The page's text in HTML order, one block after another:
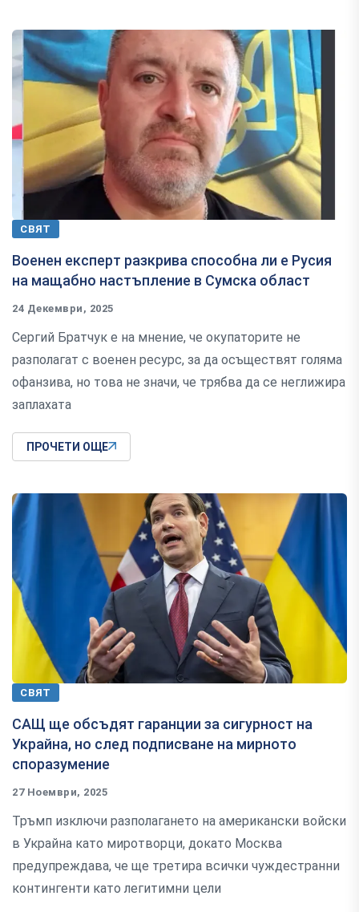
СВЯТ
Военен експерт разкрива способна ли е Русия
на мащабно настъпление в Сумска област
24 Декември, 2025
Сергий Братчук е на мнение, че окупаторите не
разполагат с военен ресурс, за да осъществят голяма
офанзива, но това не значи, че трябва да се неглижира
заплахата
ПРОЧЕТИ ОЩЕ
СВЯТ
САЩ ще обсъдят гаранции за сигурност на
Украйна, но след подписване на мирното
споразумение
27 Ноември, 2025
Тръмп изключи разполагането на американски войски
в Украйна като миротворци, докато Москва
предупреждава, че ще третира всички чуждестранни
контингенти като легитимни цели